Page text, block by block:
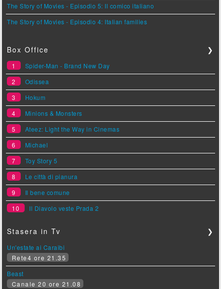
The Story of Movies - Episodio 5: Il comico italiano
The Story of Movies - Episodio 4: Italian families
Box Office ❯
1
Spider-Man - Brand New Day
2
Odissea
3
Hokum
4
Minions & Monsters
5
Ateez: Light the Way in Cinemas
6
Michael
7
Toy Story 5
8
Le città di pianura
9
Il bene comune
10
Il Diavolo veste Prada 2
Stasera in Tv ❯
Un'estate ai Caraibi
Rete4 ore 21.35
Beast
Canale 20 ore 21.08